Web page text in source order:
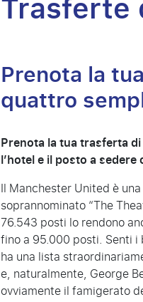
Prenota la
quattro
Prenota la tua trasferta
l’hotel e il posto a
Il Manchester United è
soprannominato “The
76.543 posti lo rendono
fino a 95.000 posti. Senti i
ha una lista
e, naturalmente, George
ovviamente il famigerato